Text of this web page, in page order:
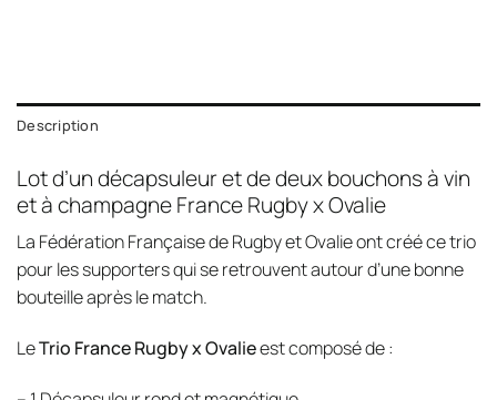
Description
Lot d’un décapsuleur et de deux bouchons à vin
et à champagne France Rugby x Ovalie
La Fédération Française de Rugby et Ovalie ont créé ce trio
pour les supporters qui se retrouvent autour d’une bonne
bouteille après le match.
LeTrio France Rugby x Ovalieest composé de :